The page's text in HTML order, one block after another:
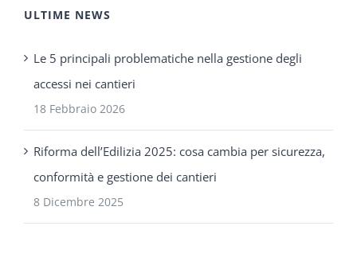
ULTIME NEWS
Le 5 principali problematiche nella gestione degli
accessi nei cantieri
18 Febbraio 2026
Riforma dell’Edilizia 2025: cosa cambia per sicurezza,
conformità e gestione dei cantieri
8 Dicembre 2025